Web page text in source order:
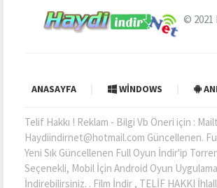
© 2021
ANASAYFA WINDOWS
Telif Hakkı ! Reklam - Bilgi Vb Öneri için :
Haydiindirnet@hotmail.com Güncellenen.
Yeni Sık Güncellenen Full Oyun İndir'ip
Seçenekli, Mobil İçin Android Oyun
İndirebilirsiniz. . Film İndir , TELİF HAKKI